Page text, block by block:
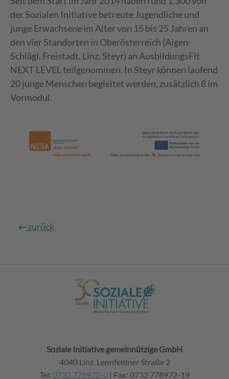
der Sozialen Initiative betreute Jugendliche und
junge Erwachsene im Alter von 15 bis 25 Jahren an
den vier Standorten in Oberösterreich (Aigen-
Schlägl, Freistadt, Linz, Steyr) an AusbildungsFit
NEXT LEVEL teilgenommen. In Steyr können laufend
20 junge Menschen begleitet werden, zusätzlich 8 im
Vormodul.
zurück
Soziale Initiative gemeinnützige GmbH
4040 Linz, Leonfeldner Straße 2
Tel: 0732 778972-0 | Fax: 0732 778972-19